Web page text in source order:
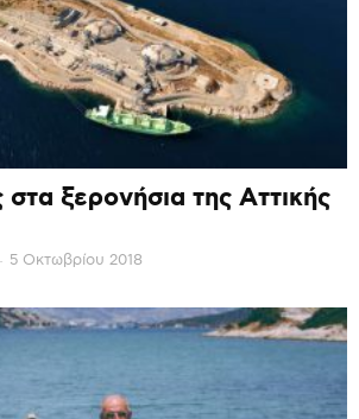
ξερονήσια της Αττικής
- 5 Οκτωβρίου 2018